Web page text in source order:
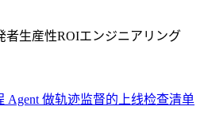
者生産性ROIエンジニアリング
Agent 做轨迹监督的上线检查清单